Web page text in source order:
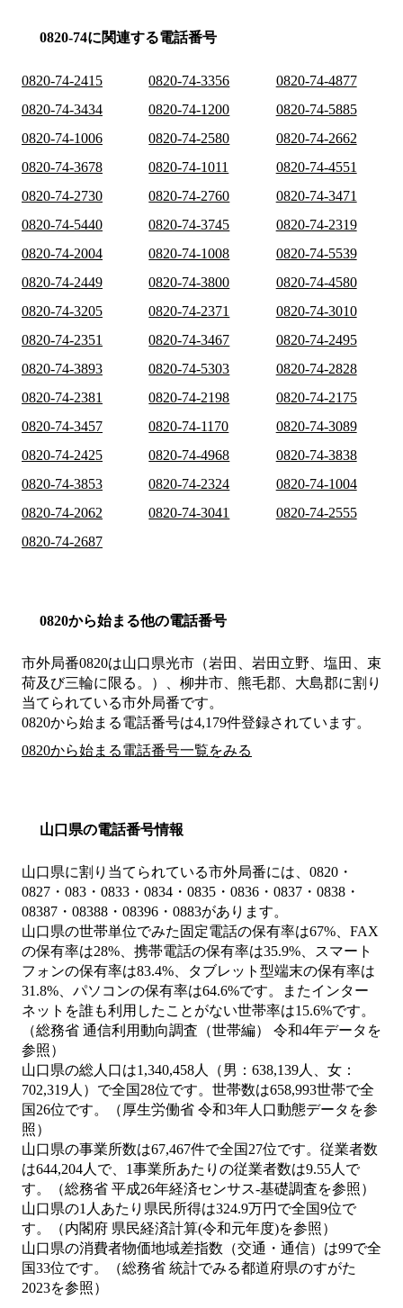
0820-74に関連する電話番号
0820-74-2415 0820-74-3356
0820-74-4877
0820-74-3434
0820-74-1200
0820-74-5885
0820-74-1006
0820-74-2580
0820-74-2662
0820-74-3678
0820-74-1011
0820-74-4551
0820-74-2730
0820-74-2760
0820-74-3471
0820-74-5440
0820-74-3745
0820-74-2319
0820-74-2004
0820-74-1008
0820-74-5539
0820-74-2449
0820-74-3800
0820-74-4580
0820-74-3205
0820-74-2371
0820-74-3010
0820-74-2351
0820-74-3467
0820-74-2495
0820-74-3893
0820-74-5303
0820-74-2828
0820-74-2381
0820-74-2198
0820-74-2175
0820-74-3457
0820-74-1170
0820-74-3089
0820-74-2425
0820-74-4968
0820-74-3838
0820-74-3853
0820-74-2324
0820-74-1004
0820-74-2062
0820-74-3041
0820-74-2555
0820-74-2687
0820から始まる他の電話番号
市外局番0820は山口県光市（岩田、岩田立野、塩田、束
荷及び三輪に限る。）、柳井市、熊毛郡、大島郡に割り
当てられている市外局番です。
0820から始まる電話番号は4,179件登録されています。
0820から始まる電話番号一覧をみる
山口県の電話番号情報
山口県に割り当てられている市外局番には、0820・
0827・083・0833・0834・0835・0836・0837・0838・
08387・08388・08396・0883があります。
山口県の世帯単位でみた固定電話の保有率は67%、FAX
の保有率は28%、携帯電話の保有率は35.9%、スマート
フォンの保有率は83.4%、タブレット型端末の保有率は
31.8%、パソコンの保有率は64.6%です。またインター
ネットを誰も利用したことがない世帯率は15.6%です。
（総務省 通信利用動向調査（世帯編） 令和4年データを
参照）
山口県の総人口は1,340,458人（男：638,139人、女：
702,319人）で全国28位です。世帯数は658,993世帯で全
国26位です。（厚生労働省 令和3年人口動態データを参
照）
山口県の事業所数は67,467件で全国27位です。従業者数
は644,204人で、1事業所あたりの従業者数は9.55人で
す。（総務省 平成26年経済センサス‐基礎調査を参照）
山口県の1人あたり県民所得は324.9万円で全国9位で
す。（内閣府 県民経済計算(令和元年度)を参照）
山口県の消費者物価地域差指数（交通・通信）は99で全
国33位です。（総務省 統計でみる都道府県のすがた
2023を参照）